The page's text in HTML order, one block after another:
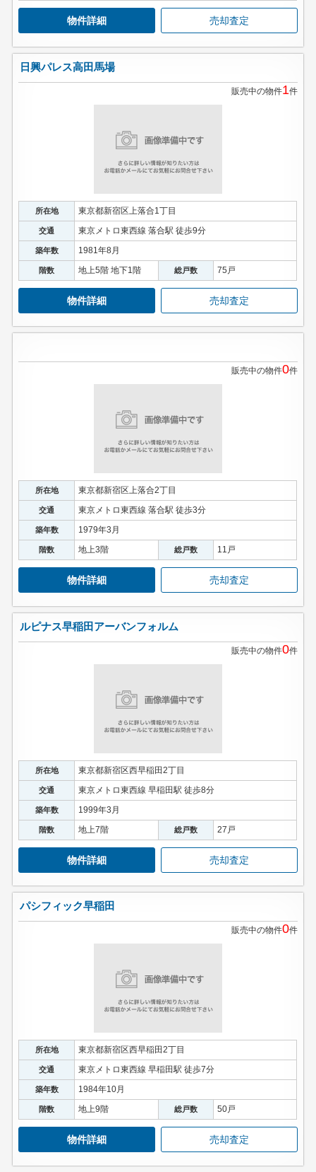
物件詳細 売却査定
日興パレス高田馬場
販売中の物件1件
所在地 東京都新宿区上落合1丁目
交通 東京メトロ東西線 落合駅 徒歩9分
築年数 1981年8月
階数 地上5階 地下1階 総戸数 75戸
物件詳細 売却査定
販売中の物件0件
所在地 東京都新宿区上落合2丁目
交通 東京メトロ東西線 落合駅 徒歩3分
築年数 1979年3月
階数 地上3階 総戸数 11戸
物件詳細 売却査定
ルピナス早稲田アーバンフォルム
販売中の物件0件
所在地 東京都新宿区西早稲田2丁目
交通 東京メトロ東西線 早稲田駅 徒歩8分
築年数 1999年3月
階数 地上7階 総戸数 27戸
物件詳細 売却査定
パシフィック早稲田
販売中の物件0件
所在地 東京都新宿区西早稲田2丁目
交通 東京メトロ東西線 早稲田駅 徒歩7分
築年数 1984年10月
階数 地上9階 総戸数 50戸
物件詳細 売却査定